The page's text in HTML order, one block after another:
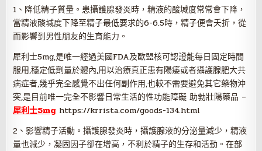
1、降低精子質量。患攝護腺發炎時，精液的酸堿度常常會下降，
當精液酸堿度下降至精子最低要求的6-6.5時，精子便會夭折，從
而影響到男性朋友的生育能力。
犀利士5mg,是唯一經過美國FDA及歐盟核可認證能每日固定時間
服用,穩定低劑量於體內,用以治療真正患有陽痿或者攝護腺肥大共
病症者,幾乎完全感覺不出任何副作用,也較不需要避免其它藥物沖
突,是目前唯一完全不影響日常生活的性功能障礙 助勃壯陽藥品 –
犀利士5mg https://krrista.com/goods-134.html
2、影響精子活動。攝護腺發炎時，攝護腺液的分泌量減少，精液
量也減少，凝固因子卻在增高，不利於精子的生存和活動。在部